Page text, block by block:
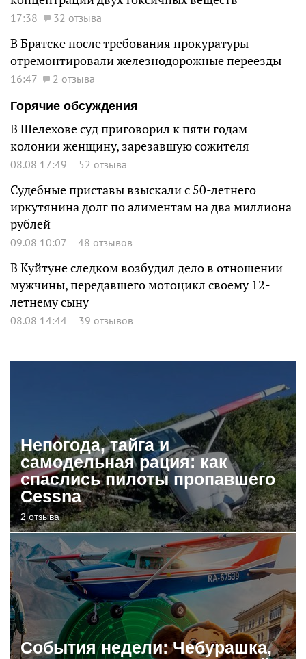
17:38 32 отзыва
В Братске после требования прокуратуры
отремонтировали железнодорожные переезды
16:47
2 отзыва
Горячие обсуждения
В Шелехове суд приговорил к пяти годам
колонии женщину, зарезавшую сожителя
08.08 17:49 52 отзыва
Судебные приставы взыскали с 50-летнего
иркутянина долг по алиментам на два миллиона
рублей
09.08 10:07 48 отзывов
В Куйтуне следком возбудил дело в отношении
мужчины, передавшего мотоцикл своему 12-
летнему сыну
08.08 14:44 39 отзывов
Непогода, тайга и
самодельная рация: как
спаслись пилоты пропавшего
Cessna
2 отзыва
События недели: Чебурашка,